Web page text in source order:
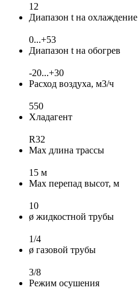
12
Диапазон t на охлаждение
0...+53
Диапазон t на обогрев
-20...+30
Расход воздуха, м3/ч
550
Хладагент
R32
Max длина трассы
15 м
Max перепад высот, м
10
ø жидкостной трубы
1/4
ø газовой трубы
3/8
Режим осушения